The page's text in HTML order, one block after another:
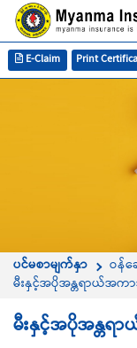
Print
E-Claim
ပင်မစာမျက်နှာ ဝန်ဆ
မီးနှင့်အပိုအန္တရာယ်အက
မီးနှင့်အပိုအန္တ